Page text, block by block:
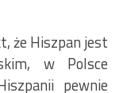
że Hiszpan jest
w Polsce
pewnie